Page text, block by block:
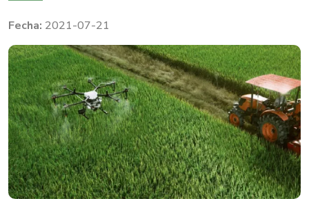
2021-07-21